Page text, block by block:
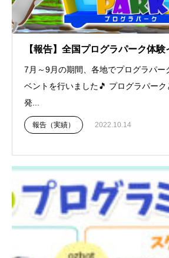
【報告】全国プログラパーク体験
7月～9月の期間、各地でプログラパー
ベントを行いました🎵 プログラパーク
発...
報告（実績） 2022.10.14